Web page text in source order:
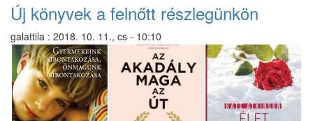
Új könyvek a felnőtt részlegünkön
galattila : 2018. 10. 11., cs - 10:10